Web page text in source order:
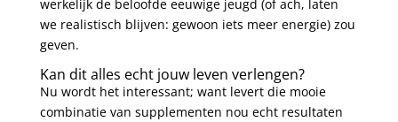
werkelijk de beloofde eeuwige jeugd (of ach, laten
we realistisch blijven: gewoon iets meer energie) zou
geven.
Kan dit alles echt jouw leven verlengen?
Nu wordt het interessant; want levert die mooie
combinatie van supplementen nou echt resultaten